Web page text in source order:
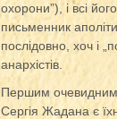
охорони”), і всі
письменник
послідовно, хоч і
анархістів.
Першим очевидним
Сергія Жадана є